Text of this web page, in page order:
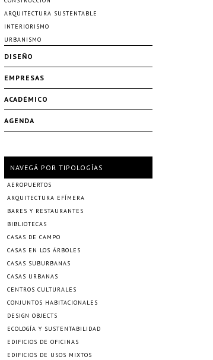
ARQUITECTURA SUSTENTABLE
INTERIORISMO
URBANISMO
DISEÑO
EMPRESAS
ACADÉMICO
AGENDA
NAVEGÁ POR TIPOLOGÍAS
AEROPUERTOS
ARQUITECTURA EFÍMERA
BARES Y RESTAURANTES
BIBLIOTECAS
CASAS DE CAMPO
CASAS EN LOS ÁRBOLES
CASAS SUBURBANAS
CASAS URBANAS
CENTROS CULTURALES
CONJUNTOS HABITACIONALES
DESIGN OBJECTS
ECOLOGÍA Y SUSTENTABILIDAD
EDIFICIOS DE OFICINAS
EDIFICIOS DE USOS MIXTOS